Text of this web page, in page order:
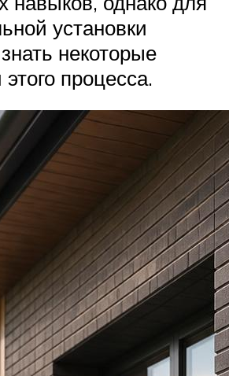
установки
некоторые
процесса.